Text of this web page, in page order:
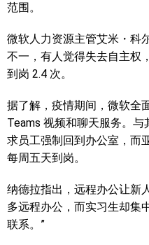
范围。
微软人力资源主管艾米・科
不一，有人觉得失去自主权
到岗 2.4 次。
据了解，疫情期间，微软全
Teams 视频和聊天服务。
求员工强制回到办公室，而
每周五天到岗。
纳德拉指出，远程办公让新
多远程办公，而实习生却集
联系。”